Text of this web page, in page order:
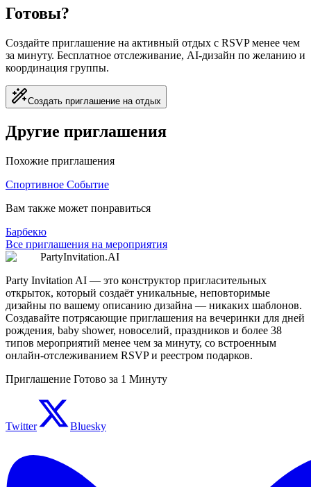
Готовы?
Создайте приглашение на активный отдых с RSVP менее чем
за минуту. Бесплатное отслеживание, AI-дизайн по желанию и
координация группы.
Создать приглашение на отдых
Другие приглашения
Похожие приглашения
Спортивное Событие
Вам также может понравиться
Барбекю
Все приглашения на мероприятия
PartyInvitation.AI
Party Invitation AI — это конструктор пригласительных
открыток, который создаёт уникальные, неповторимые
дизайны по вашему описанию дизайна — никаких шаблонов.
Создавайте потрясающие приглашения на вечеринки для дней
рождения, baby shower, новоселий, праздников и более 38
типов мероприятий менее чем за минуту, со встроенным
онлайн-отслеживанием RSVP и реестром подарков.
Приглашение Готово за 1 Минуту
Twitter Bluesky